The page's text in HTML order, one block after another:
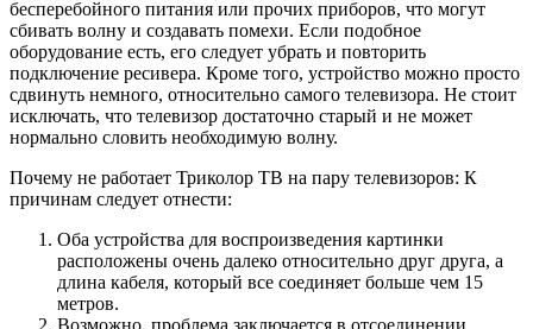
бесперебойного питания или прочих приборов, что могут
сбивать волну и создавать помехи. Если подобное
оборудование есть, его следует убрать и повторить
подключение ресивера. Кроме того, устройство можно просто
сдвинуть немного, относительно самого телевизора. Не стоит
исключать, что телевизор достаточно старый и не может
нормально словить необходимую волну.
Почему не работает Триколор ТВ на пару телевизоров: К
причинам следует отнести:
Оба устройства для воспроизведения картинки
расположены очень далеко относительно друг друга, а
длина кабеля, который все соединяет больше чем 15
метров.
Возможно, проблема заключается в отсоединении